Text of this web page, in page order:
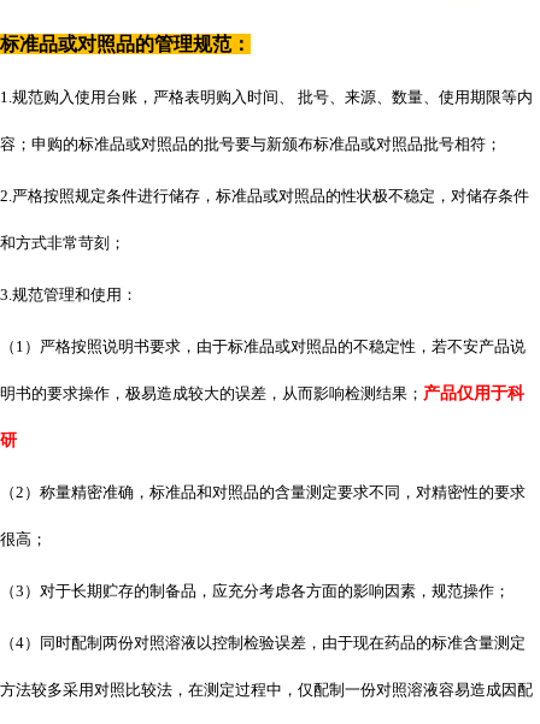
标准品或对照品的管理规范：
1.规范购入使用台账，严格表明购入时间、 批号、来源、数量、使用期限等内
容；申购的标准品或对照品的批号要与新颁布标准品或对照品批号相符；
2.严格按照规定条件进行储存，标准品或对照品的性状极不稳定，对储存条件
和方式非常苛刻；
3.规范管理和使用：
（ 1）严格按照说明书要求，由于标准品或对照品的不稳定性，若不安产品说
明书的要求操作，极易造成较大的误差，从而影响检测结果； 产品仅用于科
研
（2）称量精密准确，标准品和对照品的含量测定要求不同，对精密性的要求
很高；
（3）对于长期贮存的制备品，应充分考虑各方面的影响因素，规范操作；
（4）同时配制两份对照溶液以控制检验误差，由于现在药品的标准含量测定
方法较多采用对照比较法，在测定过程中，仅配制一份对照溶液容易造成因配